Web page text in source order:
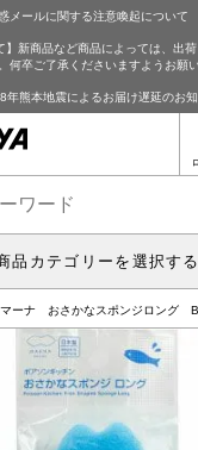
メールに関する注意喚起につい
】新商品など商品によっては、出
何卒ご了承くださいますようお願
8年熊本地震によるお届け遅延のお
品カテゴリーを選択する
マーナ おさかなスポンジロング B